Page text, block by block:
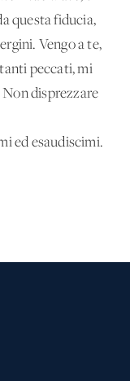
questa fiducia,
Vengo a te,
peccati, mi
disprezzare
ed esaudiscimi.